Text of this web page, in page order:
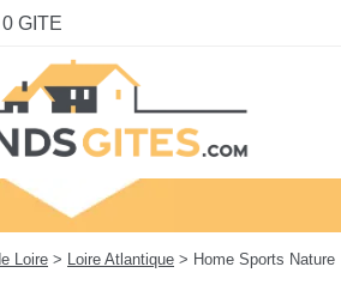
GITE
Loire > Loire Atlantique > Home Sports Nature
cookies